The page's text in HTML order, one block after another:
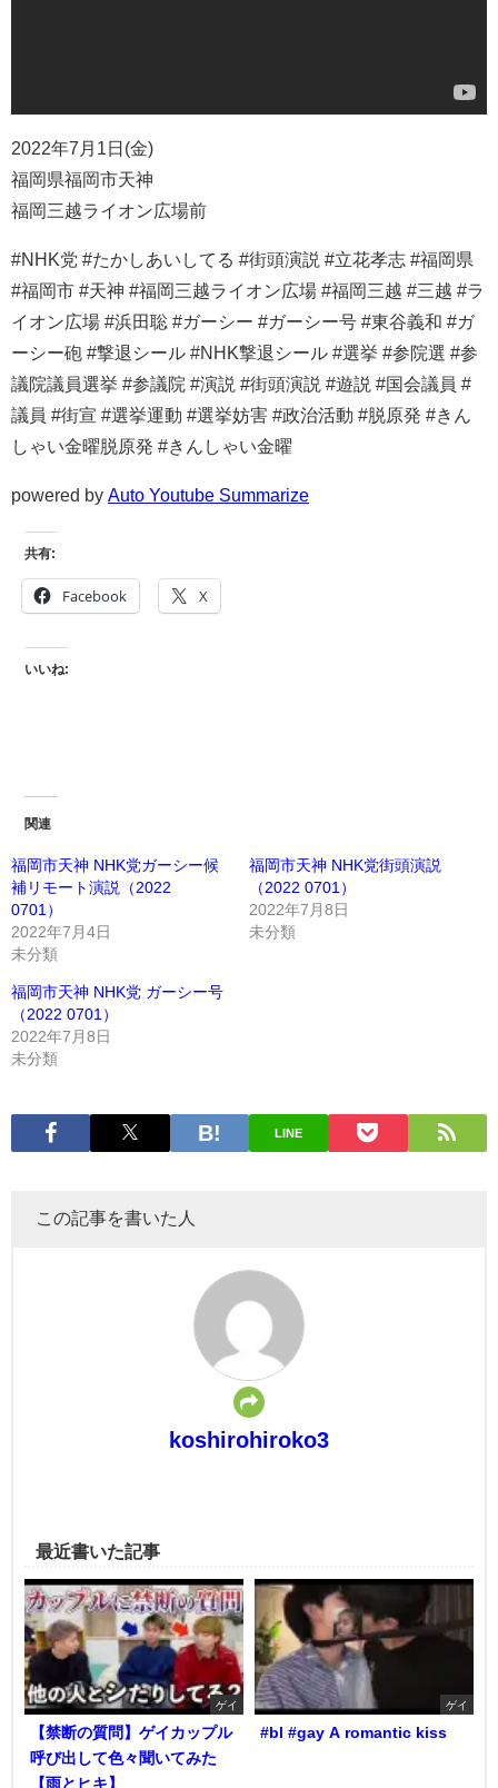
2022年7月1日(金)
福岡県福岡市天神
福岡三越ライオン広場前
#NHK党 #たかしあいしてる #街頭演説 #立花孝志 #福岡県
#福岡市 #天神 #福岡三越ライオン広場 #福岡三越 #三越 #ラ
イオン広場 #浜田聡 #ガーシー #ガーシー号 #東谷義和 #ガ
ーシー砲 #撃退シール #NHK撃退シール #選挙 #参院選 #参
議院議員選挙 #参議院 #演説 #街頭演説 #遊説 #国会議員 #
議員 #街宣 #選挙運動 #選挙妨害 #政治活動 #脱原発 #きん
しゃい金曜脱原発 #きんしゃい金曜
powered by Auto Youtube Summarize
共有:
Facebook X
いいね:
関連
福岡市天神 NHK党ガーシー候
補リモート演説（2022
0701）
2022年7月4日
未分類
福岡市天神 NHK党街頭演説
（2022 0701）
2022年7月8日
未分類
福岡市天神 NHK党 ガーシー号
（2022 0701）
2022年7月8日
未分類
LINE
この記事を書いた人
koshirohiroko3
最近書いた記事
ゲイ
【禁断の質問】ゲイカップル
呼び出して色々聞いてみた
【雨とヒキ】
ゲイ
#bl #gay A romantic kiss